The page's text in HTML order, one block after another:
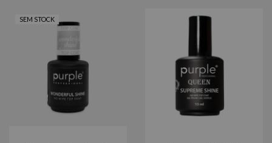
SEM STOCK